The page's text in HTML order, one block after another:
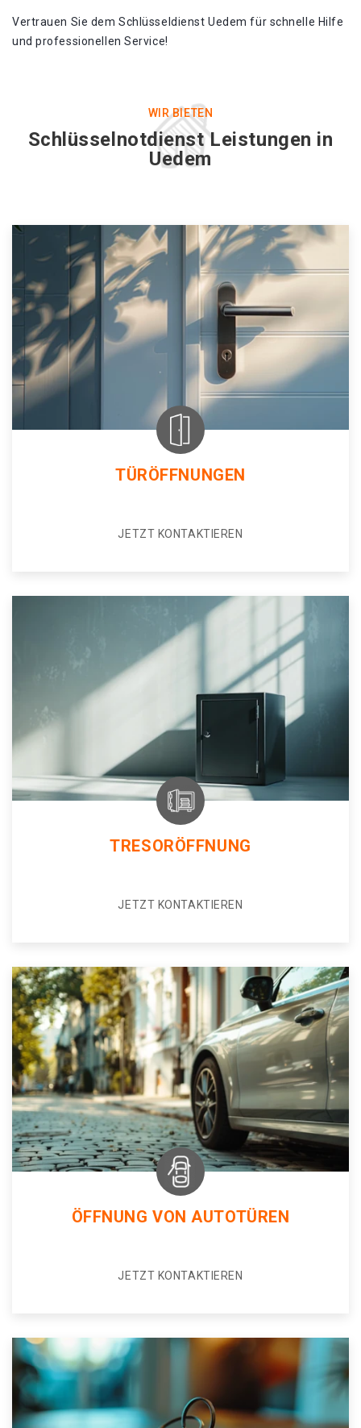
Vertrauen Sie dem Schlüsseldienst Uedem für schnelle Hilfe
und professionellen Service!​
WIR BIETEN
Schlüsselnotdienst Leistungen in
Uedem
TÜRÖFFNUNGEN
JETZT KONTAKTIEREN
TRESORÖFFNUNG
JETZT KONTAKTIEREN
ÖFFNUNG VON AUTOTÜREN
JETZT KONTAKTIEREN